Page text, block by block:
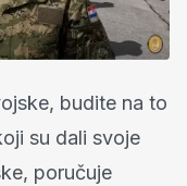
budite na to
su dali svoje
poručuje